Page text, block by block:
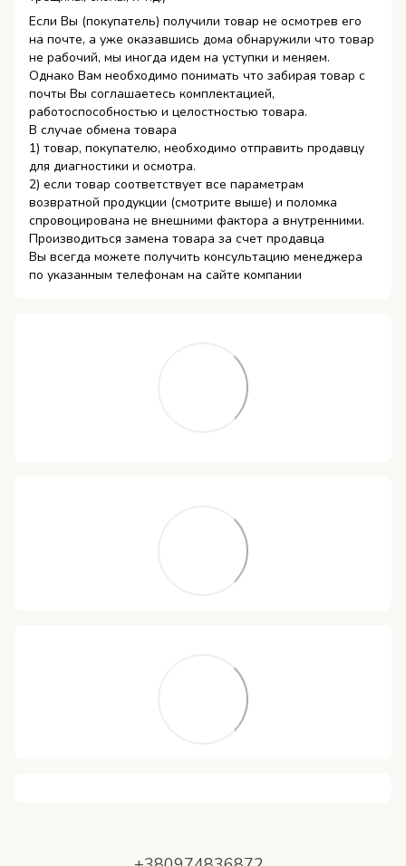
Если Вы (покупатель) получили товар не осмотрев его
на почте, а уже оказавшись дома обнаружили что товар
не рабочий, мы иногда идем на уступки и меняем.
Однако Вам необходимо понимать что забирая товар с
почты Вы соглашаетесь комплектацией,
работоспособностью и целостностью товара.
В случае обмена товара
1) товар, покупателю, необходимо отправить продавцу
для диагностики и осмотра.
2) если товар соответствует все параметрам
возвратной продукции (смотрите выше) и поломка
спровоцирована не внешними фактора а внутренними.
Производиться замена товара за счет продавца
Вы всегда можете получить консультацию менеджера
по указанным телефонам на сайте компании